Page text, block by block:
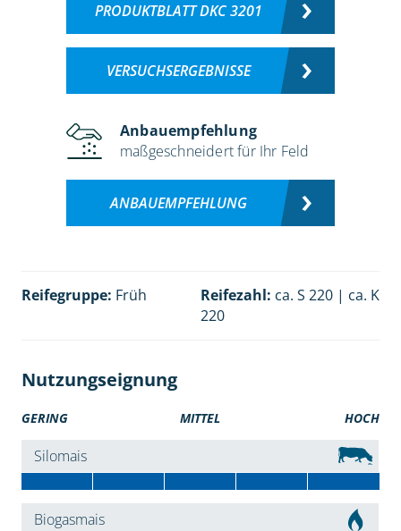
PRODUKTBLATT DKC 3201
VERSUCHSERGEBNISSE
Anbauempfehlung
maßgeschneidert für Ihr Feld
ANBAUEMPFEHLUNG
Reifegruppe: Früh Reifezahl: ca. S 220 | ca. K
220
Nutzungseignung
GERING MITTEL HOCH
Silomais
Biogasmais